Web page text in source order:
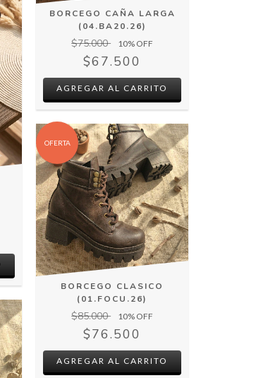
BORCEGO CAÑA LARGA
(04.BA20.26)
$75.000 10% OFF
$67.500
AGREGAR AL CARRITO
OFERTA
BORCEGO CLASICO
(01.FOCU.26)
$85.000 10% OFF
$76.500
AGREGAR AL CARRITO